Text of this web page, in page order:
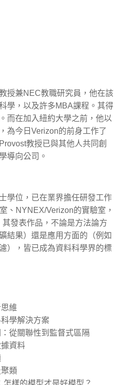
授兼NEC教職研究員，他在該
學，以及許多MBA課程。其得
而在加入紐約大學之前，他以
為今日Verizon的前身工作了
教授已與其他人共同創
導向公司。
學位，已在業界擔任研發工作
、NYNEX/Verizon的實驗室，
發表作品，不論是方法論方
結果）還是應用方面的（例如
），皆已成為資料科學界的標
維
學解決方案
從關聯性到監督式區隔
資料
類